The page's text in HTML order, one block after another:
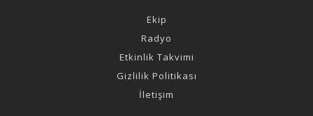
Ekip
Radyo
Etkinlik Takvimi
Gizlilik Politikası
İletişim